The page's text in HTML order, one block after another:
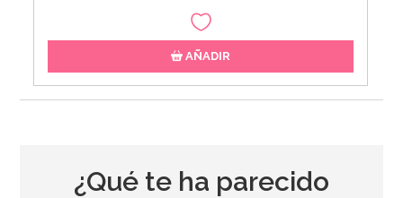
AÑADIR
¿Qué te ha parecido